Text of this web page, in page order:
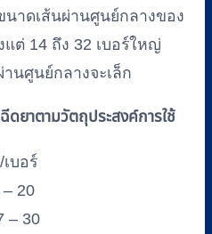
นาดเส้นผ่านศูนย์กลางของ
ต่ 14 ถึง 32 เบอร์ใหญ่
นศูนย์กลางจะเล็ก
ดยาตามวัตถุประสงค์การใช้
บอร์
20
– 30